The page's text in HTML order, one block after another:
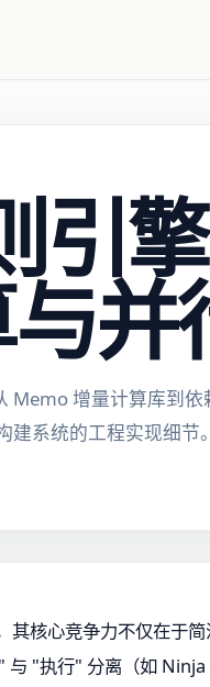
引
Memo 增量计算库到
系统的工程实现细节。
核心竞争力不仅在于
"执行" 分离（如